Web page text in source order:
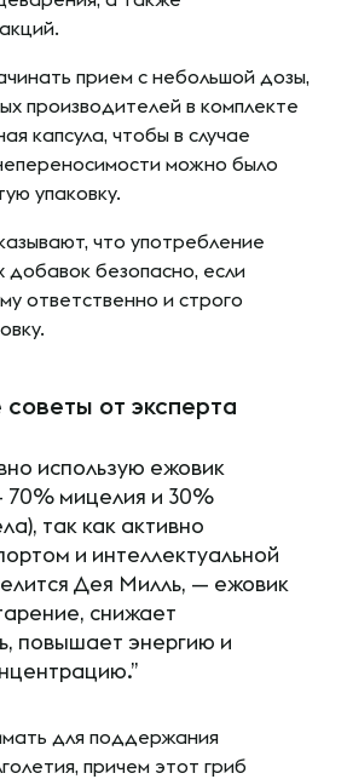
прием с небольшой дозы,
производителей в комплекте
капсула, чтобы в случае
можно было
упаковку.
что употребление
добавок безопасно, если
ответственно и строго
от эксперта
использую ежовик
70% мицелия и 30%
так как активно
и интеллектуальной
Дея Милль, — ежовик
снижает
повышает энергию и
для поддержания
причем этот гриб